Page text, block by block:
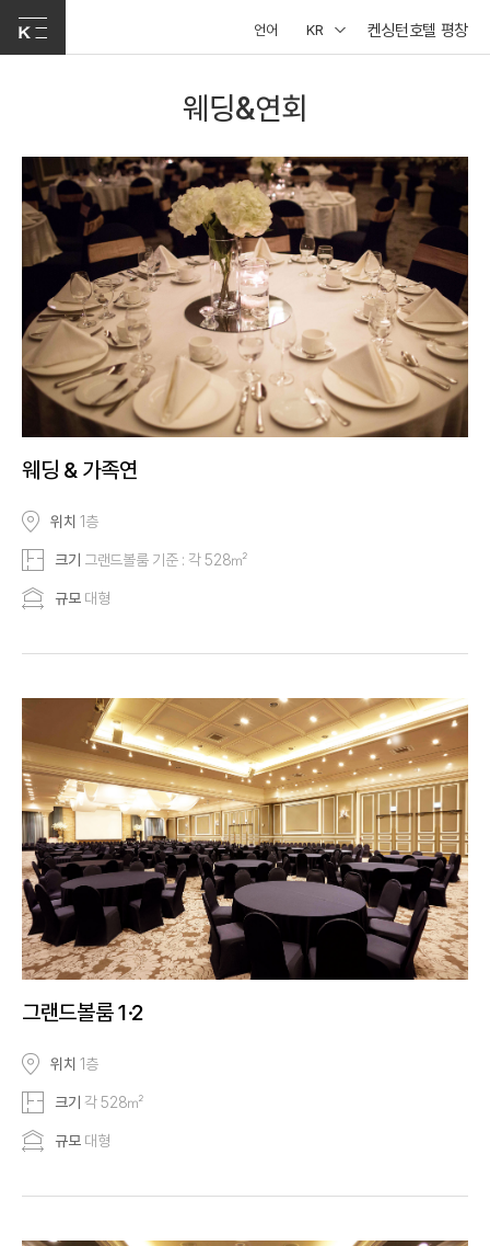
언어 KR 켄싱턴호텔 평창
웨딩&연회
웨딩 & 가족연
위치 1층
크기 그랜드볼룸 기준 : 각 528㎡
규모대형
그랜드볼룸 1·2
위치 1층
크기 각 528㎡
규모대형